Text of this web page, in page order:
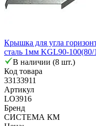
Крышка для угла
сталь 1мм KGL90-
В наличии (8 шт.)
Код товара
33133911
Артикул
LO3916
Бренд
СИСТЕМА КМ